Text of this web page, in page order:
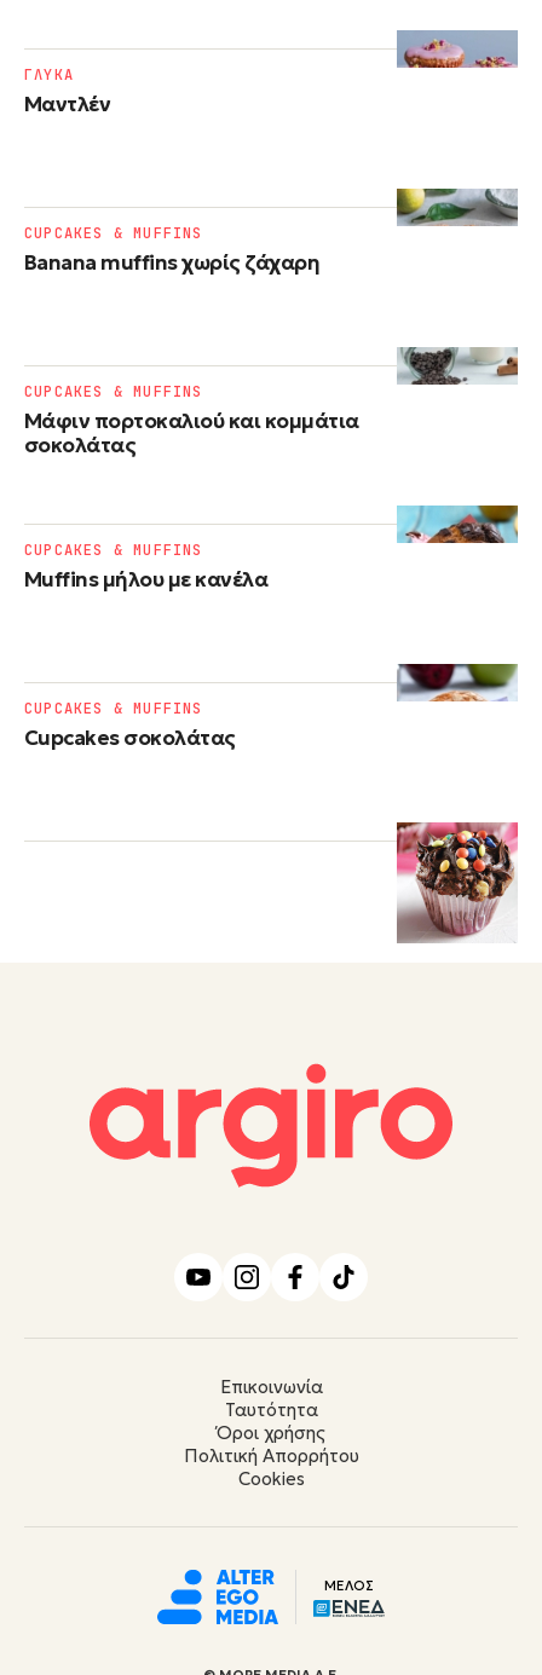
Μαντλέν
ΓΛΥΚΑ
Banana muffins χωρίς ζάχαρη
CUPCAKES & MUFFINS
Μάφιν πορτοκαλιού και κομμάτια
σοκολάτας
CUPCAKES & MUFFINS
Muffins μήλου με κανέλα
CUPCAKES & MUFFINS
Cupcakes σοκολάτας
CUPCAKES & MUFFINS
Επικοινωνία
Ταυτότητα
Όροι χρήσης
Πολιτική Απορρήτου
Cookies
ΜΕΛΟΣ